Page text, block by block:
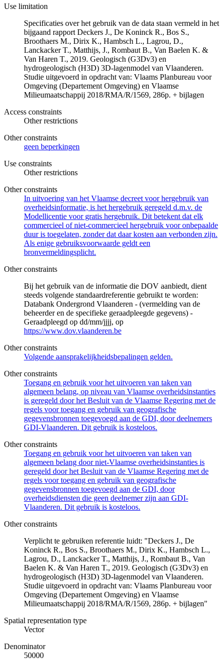
Use limitation
Specificaties over het gebruik van de data staan vermeld in het
bijgaand rapport Deckers J., De Koninck R., Bos S.,
Broothaers M., Dirix K., Hambsch L., Lagrou, D.,
Lanckacker T., Matthijs, J., Rombaut B., Van Baelen K. &
Van Haren T., 2019. Geologisch (G3Dv3) en
hydrogeologisch (H3D) 3D-lagenmodel van Vlaanderen.
Studie uitgevoerd in opdracht van: Vlaams Planbureau voor
Omgeving (Departement Omgeving) en Vlaamse
Milieumaatschappij 2018/RMA/R/1569, 286p. + bijlagen
Access constraints
Other restrictions
Other constraints
geen beperkingen
Use constraints
Other restrictions
Other constraints
In uitvoering van het Vlaamse decreet voor hergebruik van
overheidsinformatie, is het hergebruik geregeld d.m.v. de
Modellicentie voor gratis hergebruik. Dit betekent dat elk
commercieel of niet-commercieel hergebruik voor onbepaalde
duur is toegelaten, zonder dat daar kosten aan verbonden zijn.
Als enige gebruiksvoorwaarde geldt een
bronvermeldingsplicht.
Other constraints
Bij het gebruik van de informatie die DOV aanbiedt, dient
steeds volgende standaardreferentie gebruikt te worden:
Databank Ondergrond Vlaanderen - (vermelding van de
beheerder en de specifieke geraadpleegde gegevens) -
Geraadpleegd op dd/mm/jjjj, op
https://www.dov.vlaanderen.be
Other constraints
Volgende aansprakelijkheidsbepalingen gelden.
Other constraints
Toegang en gebruik voor het uitvoeren van taken van
algemeen belang, op niveau van Vlaamse overheidsinstanties
is geregeld door het Besluit van de Vlaamse Regering met de
regels voor toegang en gebruik van geografische
gegevensbronnen toegevoegd aan de GDI, door deelnemers
GDI-Vlaanderen. Dit gebruik is kosteloos.
Other constraints
Toegang en gebruik voor het uitvoeren van taken van
algemeen belang door niet-Vlaamse overheidsinstanties is
geregeld door het Besluit van de Vlaamse Regering met de
regels voor toegang en gebruik van geografische
gegevensbronnen toegevoegd aan de GDI, door
overheidsdiensten die geen deelnemer zijn aan GDI-
Vlaanderen. Dit gebruik is kosteloos.
Other constraints
Verplicht te gebruiken referentie luidt: "Deckers J., De
Koninck R., Bos S., Broothaers M., Dirix K., Hambsch L.,
Lagrou, D., Lanckacker T., Matthijs, J., Rombaut B., Van
Baelen K. & Van Haren T., 2019. Geologisch (G3Dv3) en
hydrogeologisch (H3D) 3D-lagenmodel van Vlaanderen.
Studie uitgevoerd in opdracht van: Vlaams Planbureau voor
Omgeving (Departement Omgeving) en Vlaamse
Milieumaatschappij 2018/RMA/R/1569, 286p. + bijlagen"
Spatial representation type
Vector
Denominator
50000